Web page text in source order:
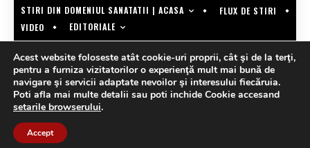
STIRI DIN DOMENIUL SANATATII | ACASA
FLUX DE STIRI
VIDEO
EDITORIALE
Acest website foloseste atât cookie-uri proprii, cât şi de la terţi,
pentru a furniza vizitatorilor o experienţă mult mai bună de
navigare şi servicii adaptate nevoilor şi interesului fiecăruia.
Poti afla mai multe detalii sau poti inchide Cookie accesand
setarile browserului.
Accept